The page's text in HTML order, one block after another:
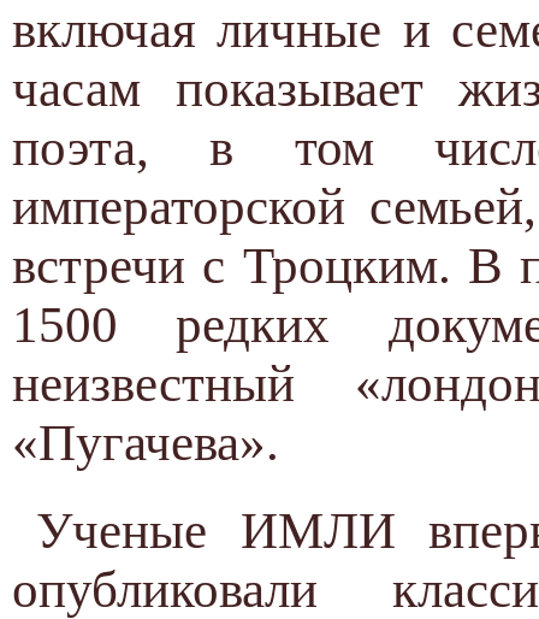
включая личные и
часам показывает
поэта, в том
императорской
встречи с Троцким. В
1500 редких
неизвестный
«Пугачева».
Ученые ИМЛИ
опубликовали